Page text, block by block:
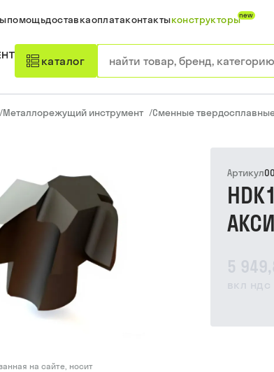
помощьдоставкаоплатаконтактыконструкторыnew
каталог
/Металлорежущий инструмент /Сменные
на сайте, носит
5
вкл ндс
Артикул